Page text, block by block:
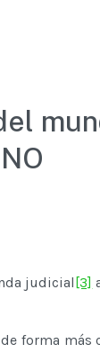
judicial[3]
forma